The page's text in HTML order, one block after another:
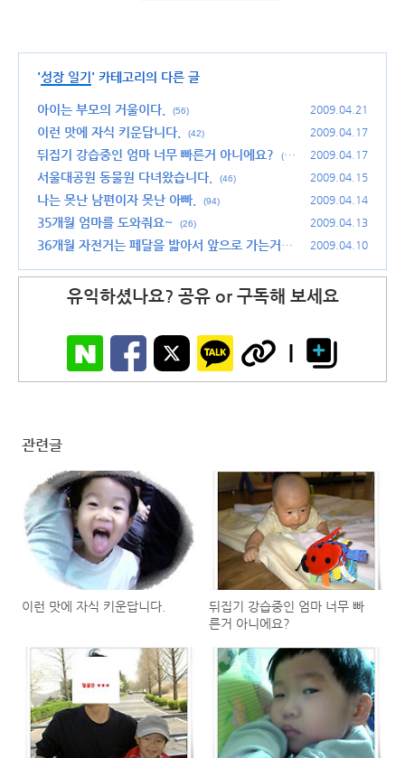
'성장 일기 ' 카테고리의 다른 글
아이는 부모의 거울이다. (56) 2009.04.21
이런 맛에 자식 키운답니다. (42) 2009.04.17
뒤집기 강습중인 엄마 너무 빠른거 아니에요?
(4
8)
2009.04.17
서울대공원 동물원 다녀왔습니다. (46) 2009.04.15
나는 못난 남편이자 못난 아빠. (94) 2009.04.14
35개월 엄마를 도와줘요~ (26) 2009.04.13
36개월 자전거는 페달을 밟아서 앞으로 가는거
2009.04.10
유익하셨나요? 공유 or 구독해 보세요
관련글
이런 맛에 자식 키운답니다.
뒤집기 강습중인 엄마 너무 빠
른거 아니에요?